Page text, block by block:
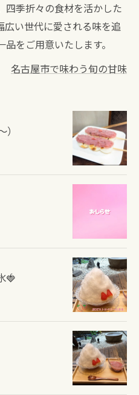
四季折々の食材を活かした
広い世代に愛される味を追
をご用意いたします。
名古屋市で味わう旬の甘味
🍓